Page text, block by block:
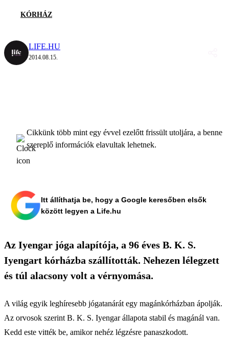
KÓRHÁZ
LIFE.HU
2014.08.15.
Cikkünk több mint egy évvel ezelőtt frissült utoljára, a benne
szereplő információk elavultak lehetnek.
Itt állíthatja be, hogy a Google keresőben elsők
között legyen a Life.hu
Az Iyengar jóga alapítója, a 96 éves B. K. S.
Iyengart kórházba szállították. Nehezen lélegzett
és túl alacsony volt a vérnyomása.
A világ egyik leghíresebb jógatanárát egy magánkórházban ápolják.
Az orvosok szerint B. K. S. Iyengar állapota stabil és magánál van.
Kedd este vitték be, amikor nehéz légzésre panaszkodott.